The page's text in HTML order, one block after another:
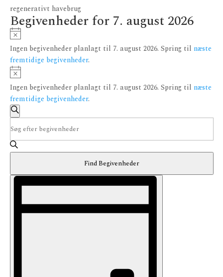
regenerativt havebrug
Begivenheder for 7. august 2026
Notice
Ingen begivenheder planlagt til 7. august 2026. Spring til næste
fremtidige begivenheder.
Notice
Ingen begivenheder planlagt til 7. august 2026. Spring til næste
fremtidige begivenheder.
Begivenheder
Søgning
og
visninger
Søg
efter
begivenheder
nøgleord.
Søg
efter
på
Find Begivenheder
Begivenhed
Visninger
Navigation